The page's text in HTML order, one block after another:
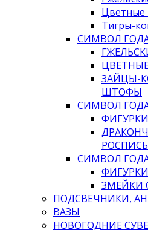
Цветные
Тигры-
СИМВОЛ
ЗАЙЦЫ-
ШТОФЫ
СИМВОЛ
СИМВОЛ
ЗМЕЙКИ
ПОДСВЕЧНИКИ,
ВАЗЫ
НОВОГОДНИЕ